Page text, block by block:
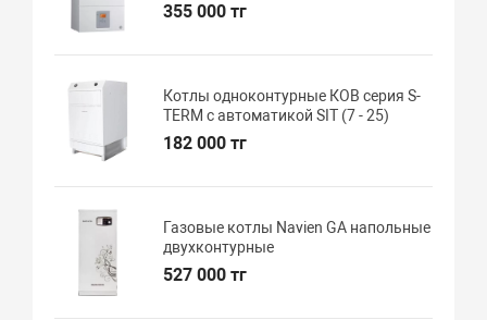
355 000 тг
Котлы одноконтурные КОВ серия S-
TERM с автоматикой SIT (7 - 25)
182 000 тг
Газовые котлы Navien GA напольные
двухконтурные
527 000 тг